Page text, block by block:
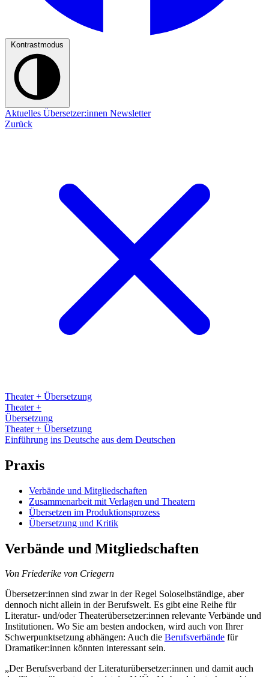
Kontrastmodus
Aktuelles Übersetzer:innen Newsletter
Zurück
Theater + Übersetzung
Theater +
Übersetzung
Theater + Übersetzung
Einführung ins Deutsche aus dem Deutschen
Praxis
Verbände und Mitgliedschaften
Zusammenarbeit mit Verlagen und Theatern
Übersetzen im Produktionsprozess
Übersetzung und Kritik
Verbände und Mitgliedschaften
Von Friederike von Criegern
Übersetzer:innen sind zwar in der Regel Soloselbständige, aber
dennoch nicht allein in der Berufswelt. Es gibt eine Reihe für
Literatur- und/oder Theaterübersetzer:innen relevante Verbände und
Institutionen. Wo Sie am besten andocken, wird auch von Ihrer
Schwerpunktsetzung abhängen: Auch die Berufsverbände für
Dramatiker:innen könnten interessant sein.
„Der Berufsverband der Literaturübersetzer:innen und damit auch